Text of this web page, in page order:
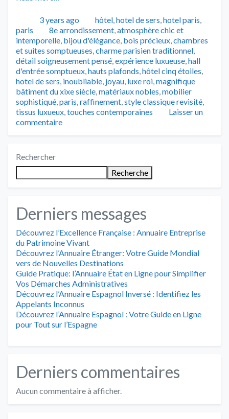
Publié3 years ago Catégories
hôtel,hotel de sers,hotel paris,
paris
Tags
8e arrondissement,atmosphère chic et
intemporelle, bijou d'élégance, bois précieux,chambres
et suites somptueuses,charme parisien traditionnel,
détail soigneusement pensé,expérience luxueuse,hall
d'entrée somptueux,hauts plafonds,hôtel cinq étoiles,
hotel de sers, inoubliable, joyau, luxe roi,magnifique
bâtiment du xixe siècle,matériaux nobles,mobilier
sophistiqué,paris,raffinement,style classique revisité,
tissus luxueux,touches contemporaines
Laisser un
commentaire
Rechercher
Recherche
Derniers messages
Découvrez l’Excellence Française : Annuaire Entreprise
du Patrimoine Vivant
Découvrez l’Annuaire Étranger: Votre Guide Mondial
vers de Nouvelles Destinations
Guide Pratique: l’Annuaire État en Ligne pour Simplifier
Vos Démarches Administratives
Découvrez l’Annuaire Espagnol Inversé : Identifiez les
Appelants Inconnus
Découvrez l’Annuaire Espagnol : Votre Guide en Ligne
pour Tout sur l’Espagne
Derniers commentaires
Aucun commentaire à afficher.